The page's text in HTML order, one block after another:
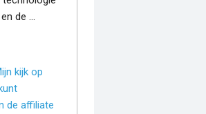
de ...
kijk op
de affiliate